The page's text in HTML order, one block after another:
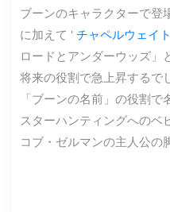
ブーンのキャラクターで登
に加えて ' チャペルウェイト
ロードとアンダーウッズ
将来の役割で急上昇するで
「ブーンの名前」の役割
スターハンティングへのベ
コブ・ゼルマンの主人公の